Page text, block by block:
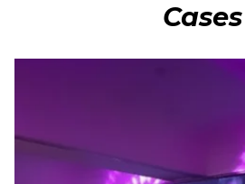
Cases